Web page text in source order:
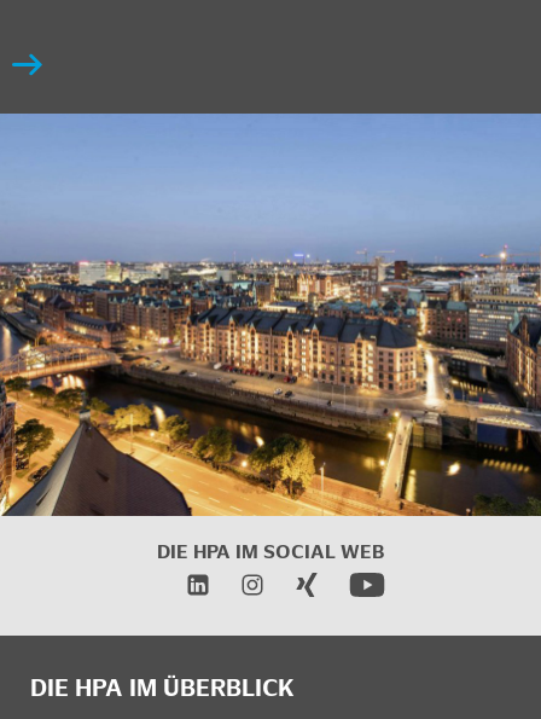
DIE HPA IM SOCIAL WEB
DIE HPA IM ÜBERBLICK